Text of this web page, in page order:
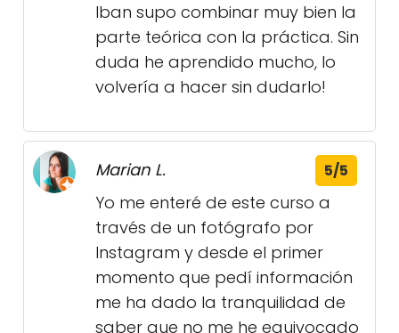
Iban supo combinar muy bien la
parte teórica con la práctica. Sin
duda he aprendido mucho, lo
volvería a hacer sin dudarlo!
Marian L. 5/5
Yo me enteré de este curso a
través de un fotógrafo por
Instagram y desde el primer
momento que pedí información
me ha dado la tranquilidad de
saber que no me he equivocado